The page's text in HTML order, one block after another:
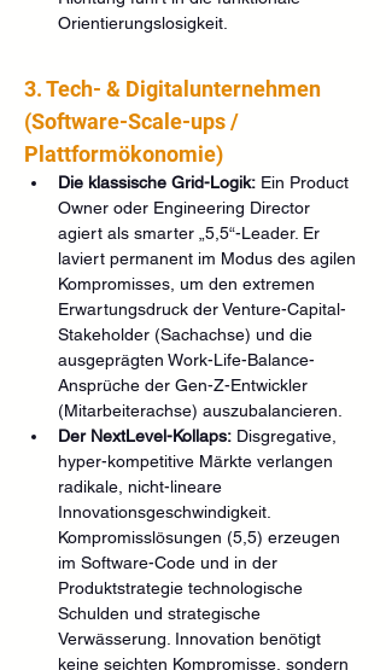
Orientierungslosigkeit.
3. Tech- & Digitalunternehmen
(Software-Scale-ups /
Plattformökonomie)
Die klassische Grid-Logik: Ein Product
Owner oder Engineering Director
agiert als smarter „5,5“-Leader. Er
laviert permanent im Modus des agilen
Kompromisses, um den extremen
Erwartungsdruck der Venture-Capital-
Stakeholder (Sachachse) und die
ausgeprägten Work-Life-Balance-
Ansprüche der Gen-Z-Entwickler
(Mitarbeiterachse) auszubalancieren.
Der NextLevel-Kollaps: Disgregative,
hyper-kompetitive Märkte verlangen
radikale, nicht-lineare
Innovationsgeschwindigkeit.
Kompromisslösungen (5,5) erzeugen
im Software-Code und in der
Produktstrategie technologische
Schulden und strategische
Verwässerung. Innovation benötigt
keine seichten Kompromisse, sondern